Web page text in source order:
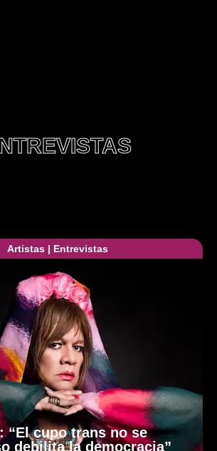
Artistas | Entrevistas
“El cupo trans no se
debilita la democracia”